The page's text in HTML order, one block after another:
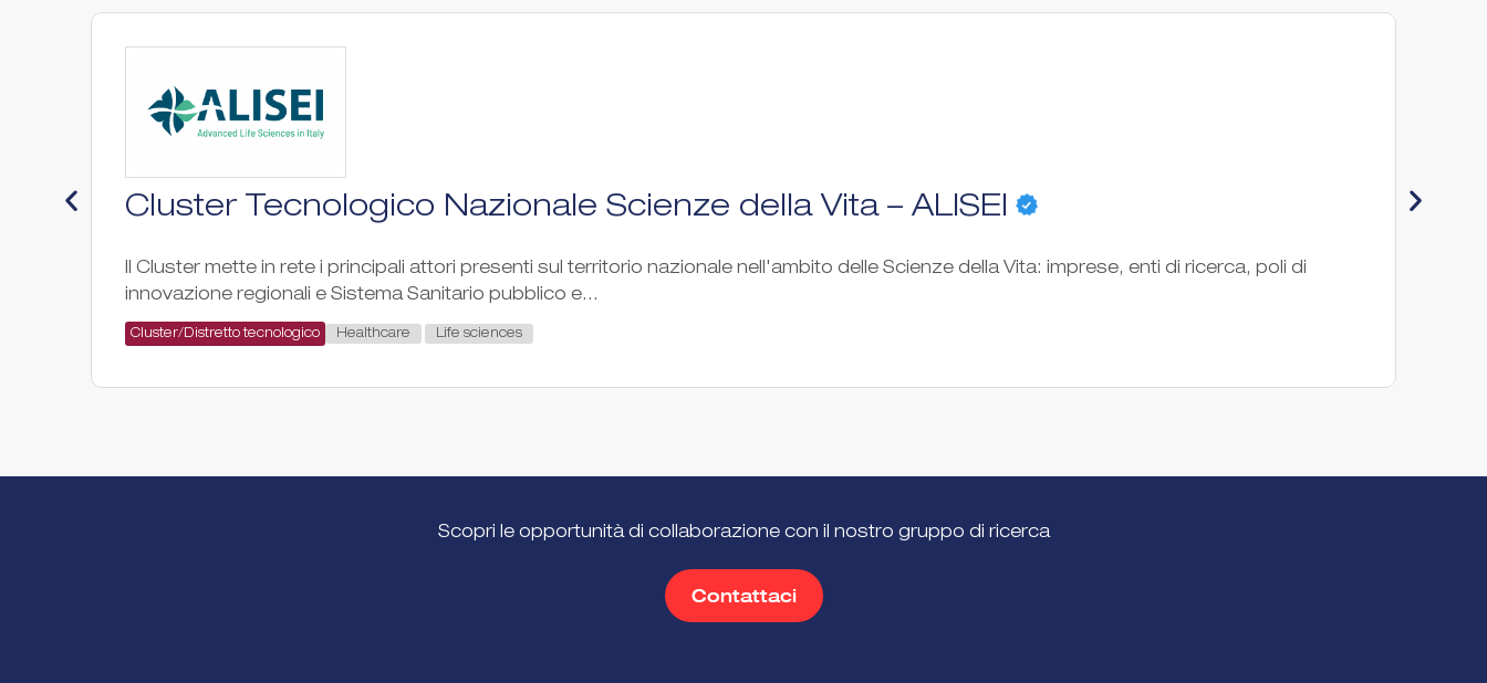
Cluster Tecnologico Nazionale Scienze della Vita – ALISEI
Il Cluster mette in rete i principali attori presenti sul territorio nazionale nell'ambito delle Scienze della Vita: imprese, enti di ricerca, poli di
innovazione regionali e Sistema Sanitario pubblico e...
Cluster/Distretto tecnologico Healthcare Life sciences
Scopri le opportunità di collaborazione con il nostro gruppo di ricerca
Contattaci